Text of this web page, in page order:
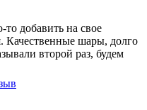
добавить на свое
Качественные шары, долго
второй раз, будем